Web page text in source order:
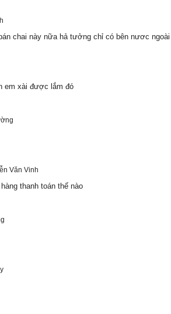
chai này nữa hả tưởng chỉ có bên nươc
em xài được lắm đó
Văn Vinh
thanh toán thế nào